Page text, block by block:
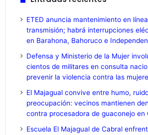
ETED anuncia mantenimiento en
transmisión; habrá interrupciones
en Barahona, Bahoruco e
Defensa y Ministerio de la Mujer
cientos de militares en consulta
prevenir la violencia contra las
El Majagual convive entre humo,
preocupación: vecinos mantienen
contra procesadora de guaconejo en
Escuela El Majagual de Cabral